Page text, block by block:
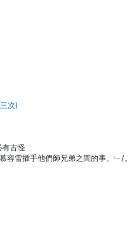
次)
有古怪
容雪插手他們師兄弟之間的事。﹂/